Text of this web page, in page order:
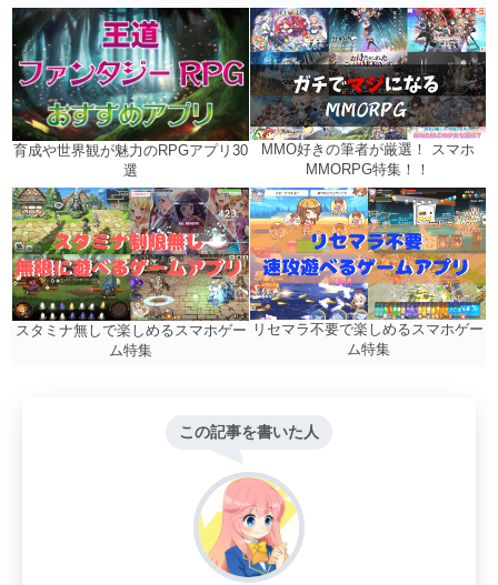
育成や世界観が魅力のRPGアプリ30
選
MMO好きの筆者が厳選！ スマホ
MMORPG特集！！
スタミナ無しで楽しめるスマホゲー
ム特集
リセマラ不要で楽しめるスマホゲー
ム特集
この記事を書いた人